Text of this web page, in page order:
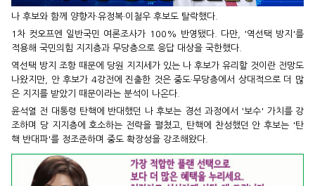
나 후보와 함께 양향자·유정복·이철우 후보도 탈락했다.
1차 컷오프엔 일반국민 여론조사가 100% 반영됐다. 다만, '역선택 방지'를
적용해 국민의힘 지지층과 무당층으로 응답 대상을 국한했다.
역선택 방지 조항 때문에 당원 지지세가 있는 나 후보가 유리할 것이란 전망도
나왔지만, 안 후보가 4강전에 진출한 것은 중도·무당층에서 상대적으로 더 많
은 지지를 받았기 때문이라는 분석이 나온다.
윤석열 전 대통령 탄핵에 반대했던 나 후보는 경선 과정에서 '보수' 가치를 강
조하며 당 지지층에 호소하는 전략을 펼쳤고, 탄핵에 찬성했던 안 후보는 '탄
핵 반대파'를 정조준하며 중도 확장성을 강조해왔다.